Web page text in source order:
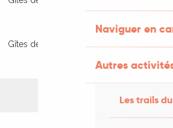
Naviguer en
Autres
Les trails
Gîtes de France